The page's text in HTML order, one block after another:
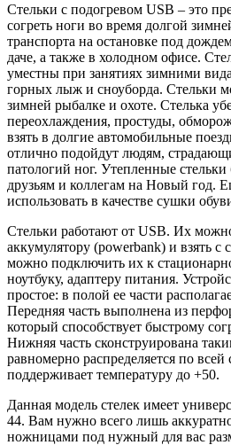
Стельки с подогревом USB – это
согреть ноги во время долгой
транспорта на остановке под
даче, а также в холодном офисе.
уместны при занятиях зимними
горных лыж и сноуборда. Стельки
зимней рыбалке и охоте. Стелька
переохлаждения, простуды,
взять в долгие автомобильные
отлично подойдут людям,
патологий ног. Утепленные
друзьям и коллегам на Новый год.
использовать в качестве сушки
Стельки работают от USB. Их
аккумулятору (powerbank) и взять
можно подключить их к
ноутбуку, адаптеру питания.
простое: в полой ее части
Передняя часть выполнена из
который способствует быстрому
Нижняя часть сконструирована
равномерно распределяется по всей
поддерживает температуру до +50.
Данная модель стелек имеет
44. Вам нужно всего лишь
ножницами под нужный для вас